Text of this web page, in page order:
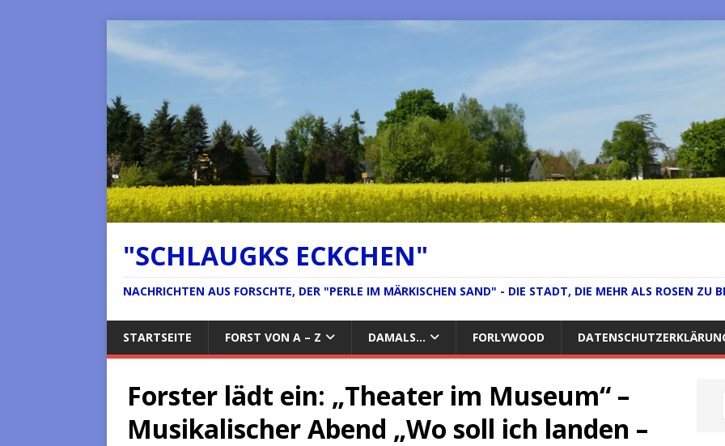
"SCHLAUGKS ECKCHEN"
NACHRICHTEN AUS FORSCHTE, DER "PERLE IM MÄRKISCHEN SAND" - DIE STADT, DIE MEHR ALS ROSEN ZU
STARTSEITE FORST VON A – Z DAMALS… FORLYWOOD
Forster lädt ein: „Theater im Museum“ –
Musikalischer Abend „Wo soll ich landen –